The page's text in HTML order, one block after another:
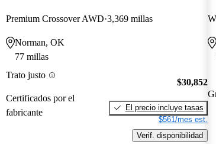
Premium Crossover AWD 3,369 millas
Norman, OK
77 millas
Trato justo
Certificados por el
fabricante
$30,852
El precio incluye tasas
$561/mes est.
Verif. disponibilidad